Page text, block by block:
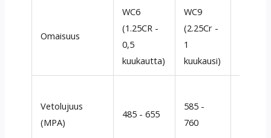
Omaisuus
WC6
(1.25CR -
0,5
kuukautta)
WC9
(2.25Cr -
1
kuukausi)
Vetolujuus
(MPA)
485 - 655
585 -
760